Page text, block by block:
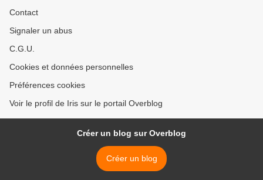
Contact
Signaler un abus
C.G.U.
Cookies et données personnelles
Préférences cookies
Voir le profil de Iris sur le portail Overblog
Créer un blog sur Overblog
Créer un blog